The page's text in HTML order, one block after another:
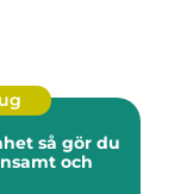
du
och